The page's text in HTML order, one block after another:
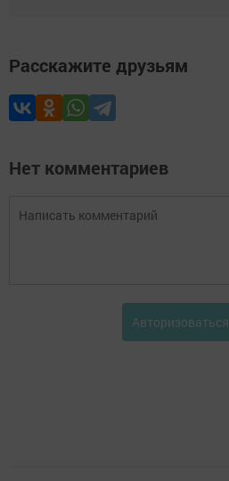
Расскажите друзьям
Нет комментариев
Авторизоваться